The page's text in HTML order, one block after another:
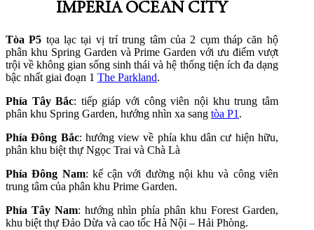
IMPERIA OCEAN CITY
Tòa P5 tọa lạc tại vị trí trung tâm của 2 cụm tháp căn hộ
phân khu Spring Garden và Prime Garden với ưu điểm vượt
trội về không gian sống sinh thái và hệ thống tiện ích đa dạng
bậc nhất giai đoạn 1 The Parkland.
Phía Tây Bắc: tiếp giáp với công viên nội khu trung tâm
phân khu Spring Garden, hướng nhìn xa sang tòa P1 .
Phía Đông Bắc: hướng view về phía khu dân cư hiện hữu,
phân khu biệt thự Ngọc Trai và Chà Là
Phía Đông Nam: kế cận với đường nội khu và công viên
trung tâm của phân khu Prime Garden.
Phía Tây Nam: hướng nhìn phía phân khu Forest Garden,
khu biệt thự Đảo Dừa và cao tốc Hà Nội – Hải Phòng.